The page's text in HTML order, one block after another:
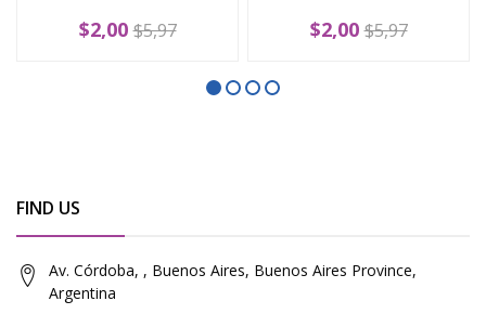
$2,00 $5,97 $2,00 $5,97
FIND US
Av. Córdoba, , Buenos Aires, Buenos Aires Province,
Argentina